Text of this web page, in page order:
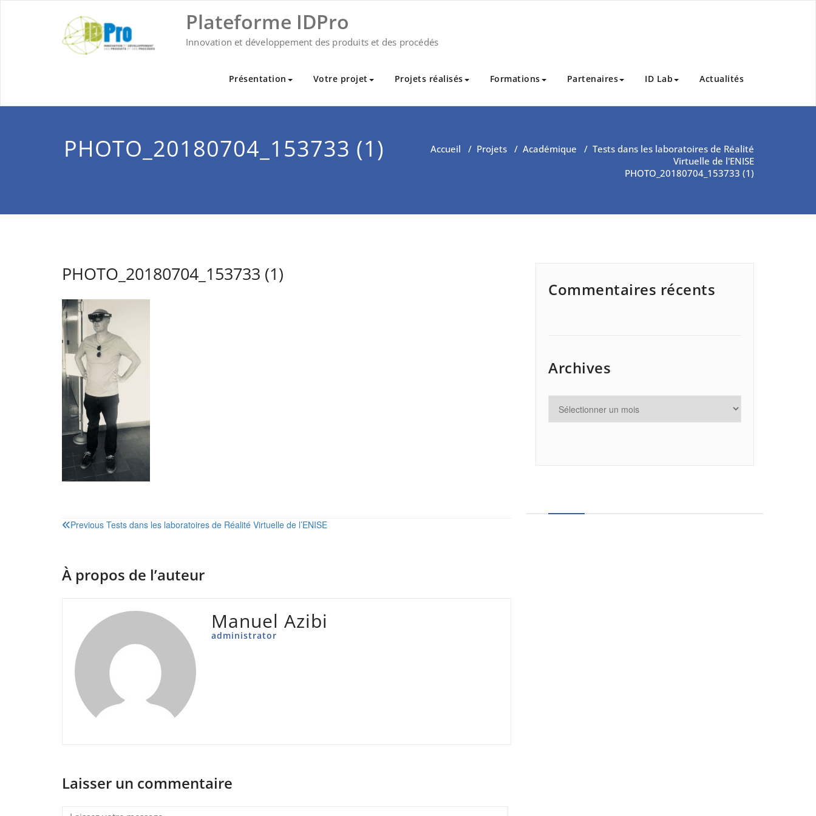
Plateforme IDPro
Innovation et développement des produits et des procédés
Présentation Votre projet Projets réalisés Formations Partenaires ID Lab Actualités
PHOTO_20180704_153733 (1) Accueil / Projets / Académique / Tests dans les laboratoires de Réalité
Virtuelle de l'ENISE
PHOTO_20180704_153733 (1)
PHOTO_20180704_153733 (1)
Navigation
l’article
Previous Tests dans les laboratoires de Réalité Virtuelle de l’ENISE
À propos de l’auteur
Manuel Azibi
administrator
Laisser un commentaire
Commentaires récents
Archives